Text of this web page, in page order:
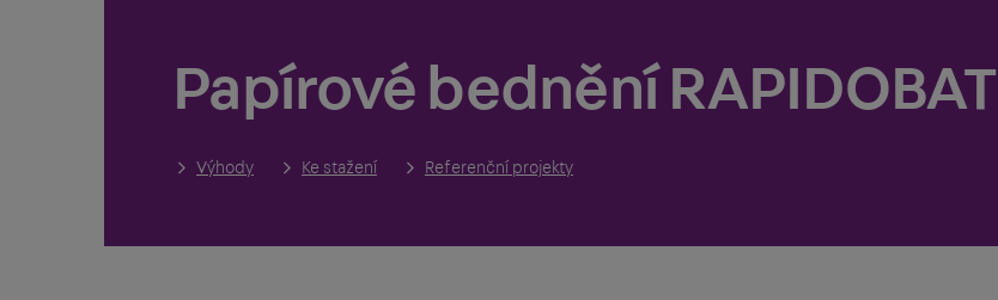
Papírové bednění RAPIDOBAT
Výhody Ke stažení Referenční projekty